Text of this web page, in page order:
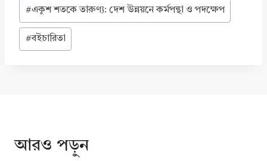
#একুশ শতকে তারুণ্য: দেশ উন্নয়নে কর্মপন্থা ও পদক্ষেপ
#বইচারিতা
আরও পড়ুন